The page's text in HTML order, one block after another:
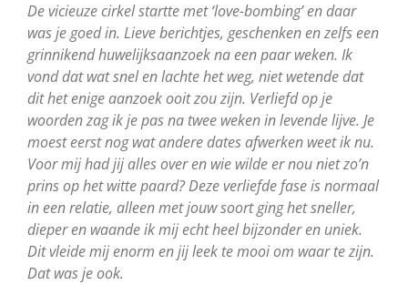
De vicieuze cirkel startte met ‘love-bombing’ en daar
was je goed in. Lieve berichtjes, geschenken en zelfs een
grinnikend huwelijksaanzoek na een paar weken. Ik
vond dat wat snel en lachte het weg, niet wetende dat
dit het enige aanzoek ooit zou zijn. Verliefd op je
woorden zag ik je pas na twee weken in levende lijve. Je
moest eerst nog wat andere dates afwerken weet ik nu.
Voor mij had jij alles over en wie wilde er nou niet zo’n
prins op het witte paard?Deze verliefde fase is normaal
in een relatie, alleen met jouw soort ging het sneller,
dieper en waande ik mij echt heel bijzonder en uniek.
Dit vleide mij enorm en jij leek te mooi om waar te zijn.
Dat was je ook.